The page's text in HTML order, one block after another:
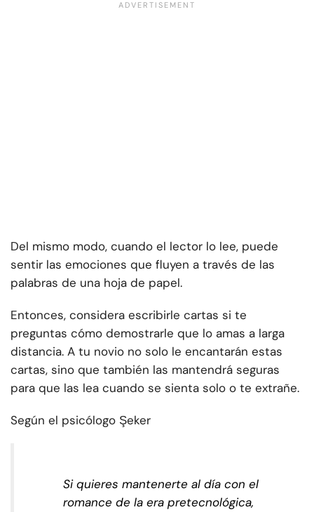
Del mismo modo, cuando el lector lo lee, puede
sentir las emociones que fluyen a través de las
palabras de una hoja de papel.
Entonces, considera escribirle cartas si te
preguntas cómo demostrarle que lo amas a larga
distancia. A tu novio no solo le encantarán estas
cartas, sino que también las mantendrá seguras
para que las lea cuando se sienta solo o te extrañe.
Según el psicólogo Şeker
Si quieres mantenerte al día con el
romance de la era pretecnológica,